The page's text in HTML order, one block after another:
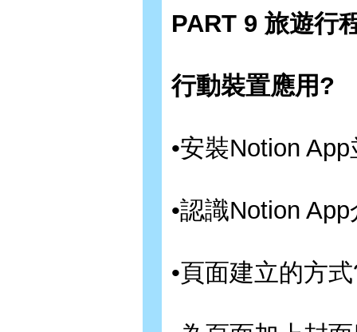
PART 9 旅遊行
行動裝置應用?
•安裝Notion
•認識Notion
•頁面建立的方